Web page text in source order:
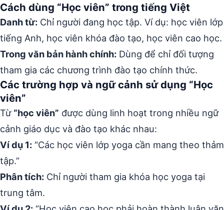
Cách dùng “Học viên” trong tiếng Việt
Danh từ: Chỉ người đang học tập. Ví dụ: học viên lớp
tiếng Anh, học viên khóa đào tạo, học viên cao học.
Trong văn bản hành chính: Dùng để chỉ đối tượng
tham gia các chương trình đào tạo chính thức.
Các trường hợp và ngữ cảnh sử dụng “Học
viên”
Từ “học viên” được dùng linh hoạt trong nhiều ngữ
cảnh giáo dục và đào tạo khác nhau:
Ví dụ 1: “Các học viên lớp yoga cần mang theo thảm
tập.”
Phân tích: Chỉ người tham gia khóa học yoga tại
trung tâm.